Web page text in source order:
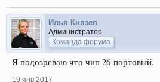
Илья Князев
Администратор
Команда форума
Я подозреваю что чип 26-портовый.
19 янв 2017